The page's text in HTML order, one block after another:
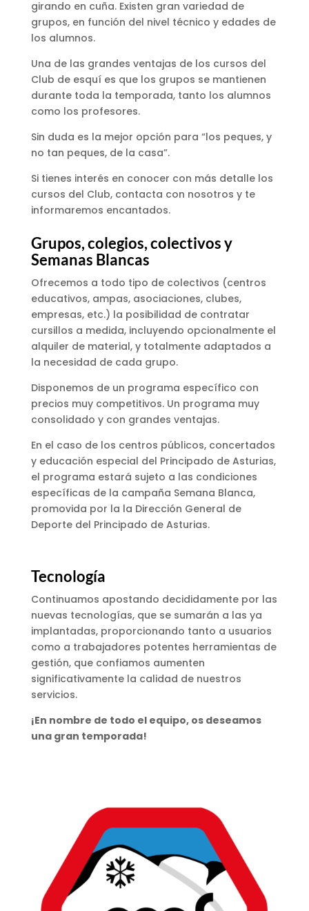
girando en cuña. Existen gran variedad de
grupos, en función del nivel técnico y edades de
los alumnos.
Una de las grandes ventajas de los cursos del
Club de esquí es que los grupos se mantienen
durante toda la temporada, tanto los alumnos
como los profesores.
Sin duda es la mejor opción para “los peques, y
no tan peques, de la casa”.
Si tienes interés en conocer con más detalle los
cursos del Club, contacta con nosotros y te
informaremos encantados.
Grupos, colegios, colectivos y
Semanas Blancas
Ofrecemos a todo tipo de colectivos (centros
educativos, ampas, asociaciones, clubes,
empresas, etc.) la posibilidad de contratar
cursillos a medida, incluyendo opcionalmente el
alquiler de material, y totalmente adaptados a
la necesidad de cada grupo.
Disponemos de un programa específico con
precios muy competitivos. Un programa muy
consolidado y con grandes ventajas.
En el caso de los centros públicos, concertados
y educación especial del Principado de Asturias,
el programa estará sujeto a las condiciones
específicas de la campaña Semana Blanca,
promovida por la la Dirección General de
Deporte del Principado de Asturias.
Tecnología
Continuamos apostando decididamente por las
nuevas tecnologías, que se sumarán a las ya
implantadas, proporcionando tanto a usuarios
como a trabajadores potentes herramientas de
gestión, que confiamos aumenten
significativamente la calidad de nuestros
servicios.
¡En nombre de todo el equipo, os deseamos
una gran temporada!